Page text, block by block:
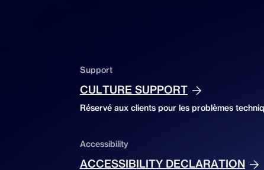
Support
CULTURE SUPPORT
Réservé aux clients pour les problèmes
Accessibility
ACCESSIBILITY DECLARATION